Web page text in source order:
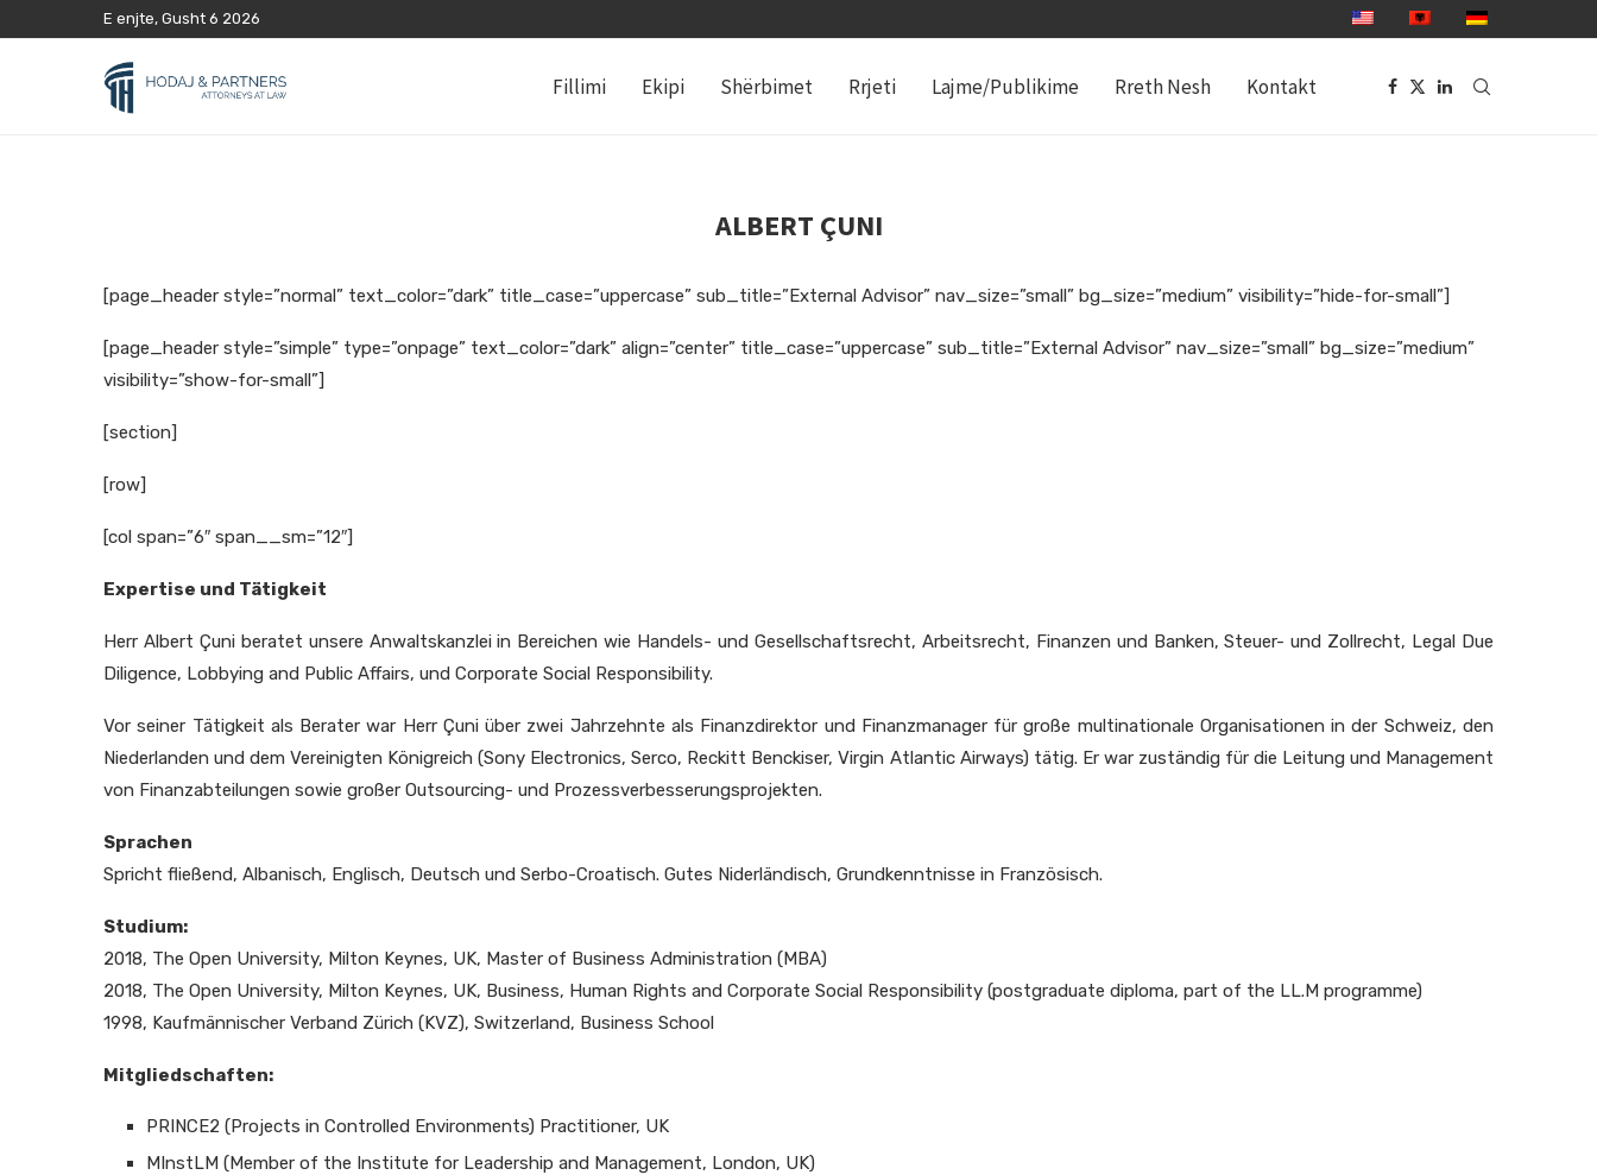
E enjte, Gusht 6 2026
Fillimi Ekipi Shërbimet Rrjeti Lajme/Publikime Rreth Nesh Kontakt
ALBERT ÇUNI
[page_header style=”normal” text_color=”dark” title_case=”uppercase” sub_title=”External Advisor” nav_size=”small” bg_size=”medium” visibility=”hide-for-small”]
[page_header style=”simple” type=”onpage” text_color=”dark” align=”center” title_case=”uppercase” sub_title=”External Advisor” nav_size=”small” bg_size=”medium”
visibility=”show-for-small”]
[section]
[row]
[col span=”6″ span__sm=”12″]
Expertise und Tätigkeit
Herr Albert Çuni beratet unsere Anwaltskanzlei in Bereichen wie Handels- und Gesellschaftsrecht, Arbeitsrecht, Finanzen und Banken, Steuer- und Zollrecht, Legal Due
Diligence, Lobbying and Public Affairs, und Corporate Social Responsibility.
Vor seiner Tätigkeit als Berater war Herr Çuni über zwei Jahrzehnte als Finanzdirektor und Finanzmanager für große multinationale Organisationen in der Schweiz, den
Niederlanden und dem Vereinigten Königreich (Sony Electronics, Serco, Reckitt Benckiser, Virgin Atlantic Airways) tätig. Er war zuständig für die Leitung und Management
von Finanzabteilungen sowie großer Outsourcing- und Prozessverbesserungsprojekten.
Sprachen
Spricht fließend, Albanisch, Englisch, Deutsch und Serbo-Croatisch. Gutes Niderländisch, Grundkenntnisse in Französisch.
Studium:
2018, The Open University, Milton Keynes, UK, Master of Business Administration (MBA)
2018, The Open University, Milton Keynes, UK, Business, Human Rights and Corporate Social Responsibility (postgraduate diploma, part of the LL.M programme)
1998, Kaufmännischer Verband Zürich (KVZ), Switzerland, Business School
Mitgliedschaften:
PRINCE2 (Projects in Controlled Environments) Practitioner, UK
MInstLM (Member of the Institute for Leadership and Management, London, UK)